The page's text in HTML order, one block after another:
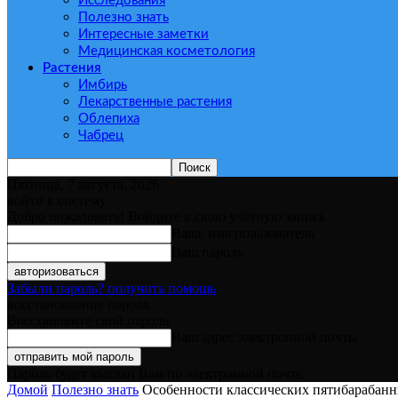
Полезно знать
Интересные заметки
Медицинская косметология
Растения
Имбирь
Лекарственные растения
Облепиха
Чабрец
Забыли пароль? получить помощь
Домой Полезно знать Особенности классических